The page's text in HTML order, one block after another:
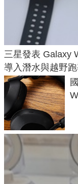
三星發表 Galaxy
導入潛水與越野